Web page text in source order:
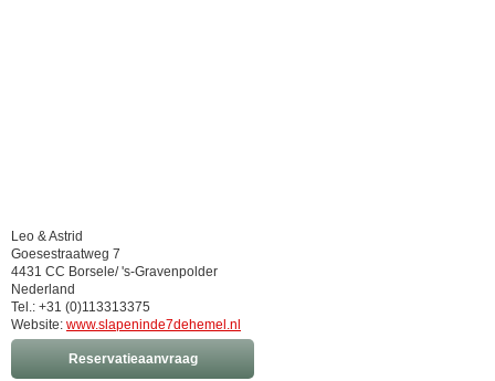
Leo & Astrid
Goesestraatweg 7
4431 CC Borsele/ 's-Gravenpolder
Nederland
Tel.: +31 (0)113313375
Website: www.slapeninde7dehemel.nl
Reservatieaanvraag